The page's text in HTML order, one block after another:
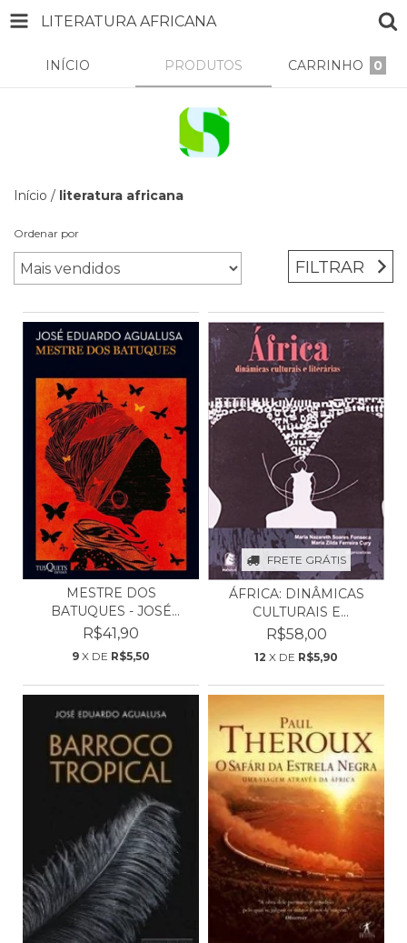
LITERATURA AFRICANA
INÍCIO PRODUTOS CARRINHO 0
Início / literatura africana
Ordenar por
FILTRAR
MESTRE DOS
BATUQUES - JOSÉ
EDUARDO AGUAL...
R$41,90
9 X DE R$5,50
FRETE GRÁTIS
ÁFRICA: DINÂMICAS
CULTURAIS E
LITERÁRIAS...
R$58,00
12 X DE R$5,90